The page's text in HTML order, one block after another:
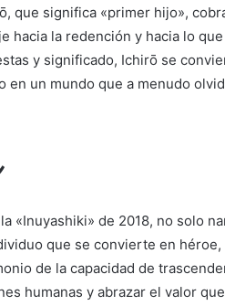
que significa «primer hijo»,
hacia la redención y hacia lo
y significado, Ichirō se
un mundo que a menudo
«Inuyashiki» de 2018, no solo
que se convierte en héroe,
de la capacidad de
humanas y abrazar el valor